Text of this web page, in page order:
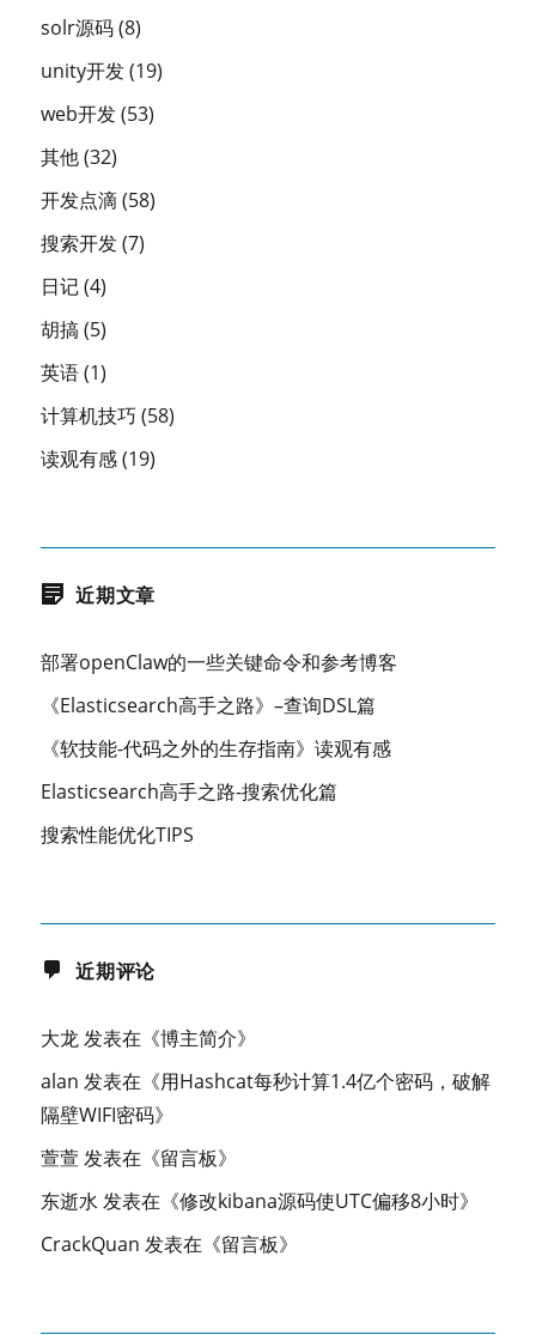
solr源码(8)
unity开发(19)
web开发(53)
其他(32)
开发点滴(58)
搜索开发(7)
日记(4)
胡搞(5)
英语(1)
计算机技巧 (58)
读观有感(19)
近期文章
部署openClaw的一些关键命令和参考博客
《Elasticsearch高手之路》–查询DSL篇
《软技能-代码之外的生存指南》读观有感
Elasticsearch高手之路-搜索优化篇
搜索性能优化TIPS
近期评论
大龙发表在《博主简介》
alan 发表在《用Hashcat每秒计算1.4亿个密码，破解
隔壁WIFI密码》
萱萱发表在《留言板》
东逝水 发表在《修改kibana源码使UTC偏移8小时》
CrackQuan 发表在《留言板》